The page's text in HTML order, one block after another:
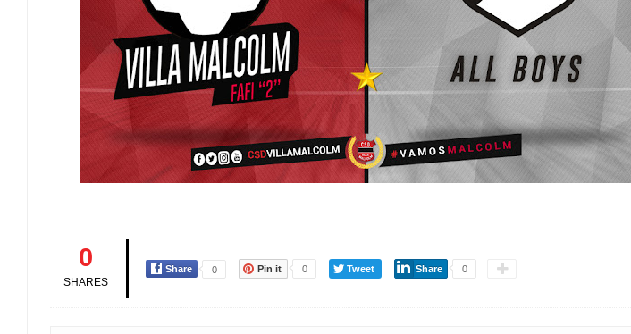
0
SHARES
Share 0 Pin it 0 Tweet Share 0